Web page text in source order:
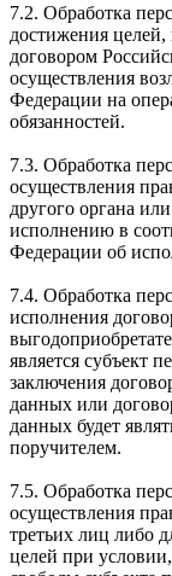
7.2. Обработка
достижения
договором
осуществления
Федерации на
обязанностей.
7.3. Обработка
осуществления
другого органа
исполнению в
Федерации об
7.4. Обработка
исполнения
является субъект
заключения
данных или
данных будет
поручителем.
7.5. Обработка
осуществления
третьих лиц либо
целей при